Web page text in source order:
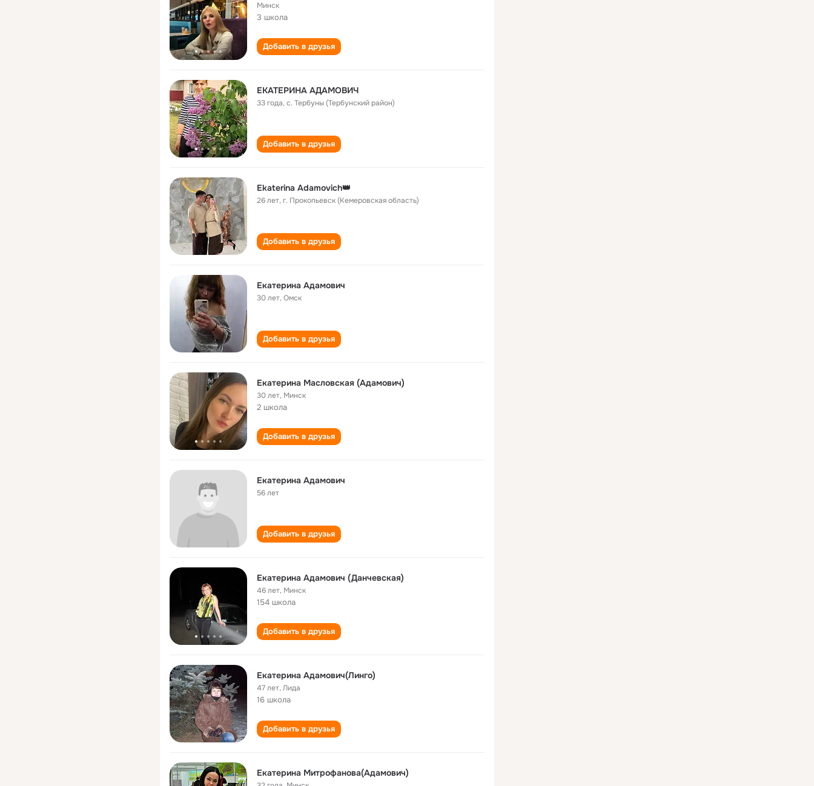
Минск
3 школа
Добавить в друзья
ЕКАТЕРИНА АДАМОВИЧ
33 года,с. Тербуны (Тербунский район)
Добавить в друзья
Ekaterina Adamovich👑
26 лет,г. Прокопьевск (Кемеровская область)
Добавить в друзья
Екатерина Адамович
30 лет,Омск
Добавить в друзья
Екатерина Масловская (Адамович)
30 лет, Минск
2 школа
Добавить в друзья
Екатерина Адамович
56 лет
Добавить в друзья
Екатерина Адамович (Данчевская)
46 лет, Минск
154 школа
Добавить в друзья
Екатерина Адамович(Линго)
47 лет,Лида
16 школа
Добавить в друзья
Екатерина Митрофанова(Адамович)